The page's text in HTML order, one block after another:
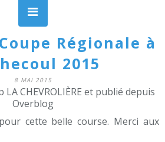
Régionale à
2015
8 MAI 2015
LA CHEVROLIÈRE et publié depuis
Overblog
cette belle course. Merci aux